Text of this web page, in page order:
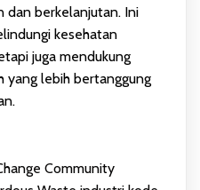
dan berkelanjutan. Ini
kesehatan
juga mendukung
yang lebih bertanggung
Community